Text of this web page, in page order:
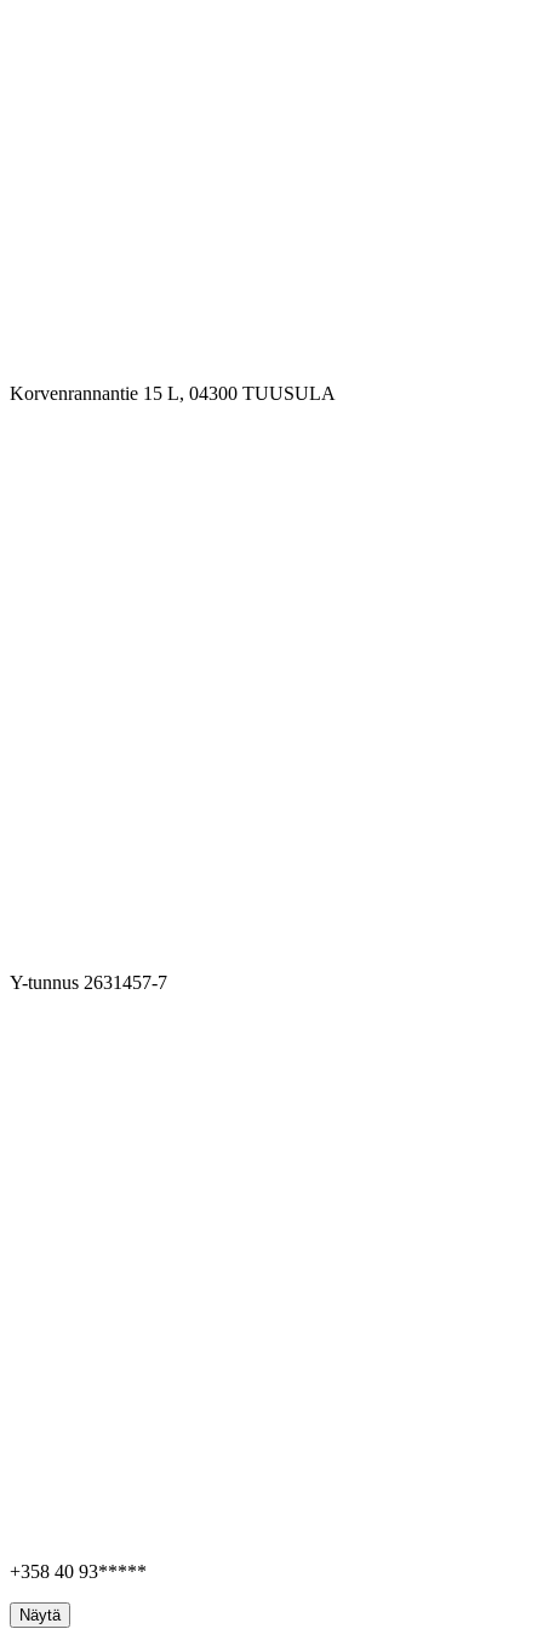
Korvenrannantie 15 L, 04300 TUUSULA
Y-tunnus 2631457-7
+358 40 93*****
Näytä